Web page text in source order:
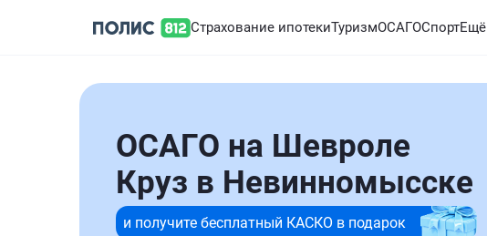
Страхование ипотекиТуризмОСАГОСпортЕщё
ОСАГО на Шевроле
Круз в Невинномысске
и получите бесплатный КАСКО в подарок